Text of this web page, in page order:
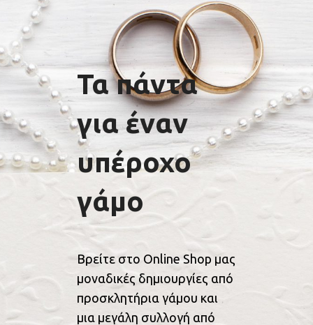
Τα πάντα
για έναν
υπέροχο
γάμο
Βρείτε στο Online Shop μας
μοναδικές δημιουργίες από
προσκλητήρια γάμου και
μια μεγάλη συλλογή από